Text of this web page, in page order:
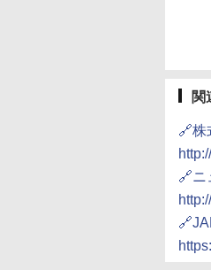
関
🔗株
🔗ニ